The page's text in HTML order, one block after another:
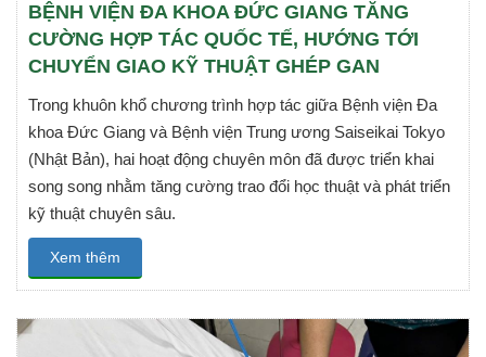
BỆNH VIỆN ĐA KHOA ĐỨC GIANG TĂNG
CƯỜNG HỢP TÁC QUỐC TẾ, HƯỚNG TỚI
CHUYỂN GIAO KỸ THUẬT GHÉP GAN
Trong khuôn khổ chương trình hợp tác giữa Bệnh viện Đa
khoa Đức Giang và Bệnh viện Trung ương Saiseikai Tokyo
(Nhật Bản), hai hoạt động chuyên môn đã được triển khai
song song nhằm tăng cường trao đổi học thuật và phát triển
kỹ thuật chuyên sâu.
Xem thêm